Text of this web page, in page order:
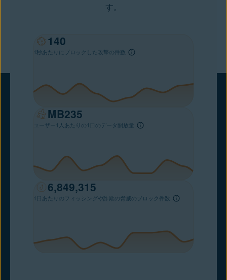
す。
202
1秒あたりにブロックした攻撃の件数
235
MB
ユーザー1人あたりの1日のデータ開放量
6,849,315
1日あたりのフィッシングや詐欺の脅威のブロック件数